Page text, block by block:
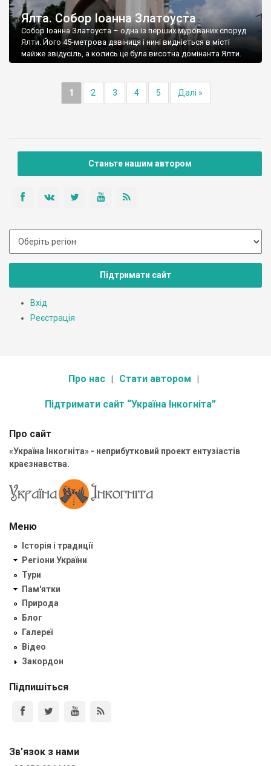
Ялта. Собор Іоанна Златоуста
Собор Іоанна Златоуста – одна із перших мурованих споруд
Ялти. Його 45-метрова дзвіниця і нині видніється в місті
майже звідусіль, а колись це була висотна домінанта Ялти.
1 2 3 4 5 Далі »
Станьте нашим автором
Підтримати сайт
Вхід
Реєстрація
Про нас Стати автором
Підтримати сайт “Україна Інкогніта”
Про сайт
«Україна Інкогніта» - неприбутковий проект ентузіастів
краєзнавства.
Меню
Історія і традиції
Регіони України
Тури
Пам'ятки
Природа
Блог
Галереї
Відео
Закордон
Підпишіться
Зв'язок з нами